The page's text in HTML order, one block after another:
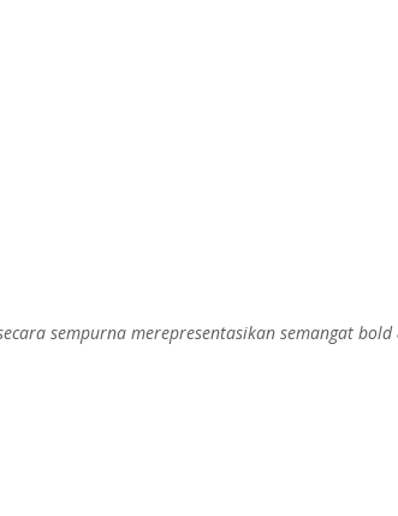
sempurna merepresentasikan semangat